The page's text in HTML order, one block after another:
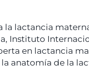
la lactancia
Instituto
en lactancia
anatomía de la